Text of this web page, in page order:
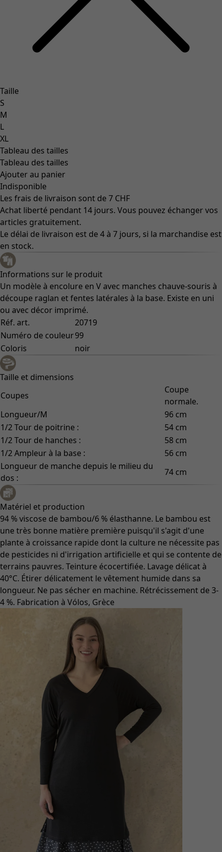
Taille
S
M
L
XL
Tableau des tailles
Tableau des tailles
Ajouter au panier
Indisponible
Les frais de livraison sont de 7 CHF
Achat liberté pendant 14 jours. Vous pouvez échanger vos
articles gratuitement.
Le délai de livraison est de 4 à 7 jours, si la marchandise est
en stock.
Informations sur le produit
Un modèle à encolure en V avec manches chauve-souris à
découpe raglan et fentes latérales à la base. Existe en uni
ou avec décor imprimé.
Réf. art.
20719
Numéro de couleur99
Coloris
noir
Taille et dimensions
Coupes
Coupe
normale.
Longueur/M
96 cm
1/2 Tour de poitrine :
54 cm
1/2 Tour de hanches :
58 cm
1/2 Ampleur à la base :
56 cm
Longueur de manche depuis le milieu du
dos :
74 cm
Matériel et production
94 % viscose de bambou/6 % élasthanne. Le bambou est
une très bonne matière première puisqu'il s'agit d'une
plante à croissance rapide dont la culture ne nécessite pas
de pesticides ni d'irrigation artificielle et qui se contente de
terrains pauvres. Teinture écocertifiée. Lavage délicat à
40°C. Étirer délicatement le vêtement humide dans sa
longueur. Ne pas sécher en machine. Rétrécissement de 3-
4 %. Fabrication à Vólos, Grèce